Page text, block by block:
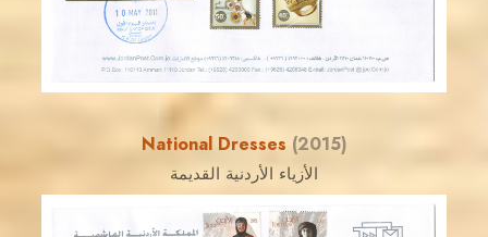
EST. 2007
National Dresses (2015)
الأزياء الأردنية القديمة